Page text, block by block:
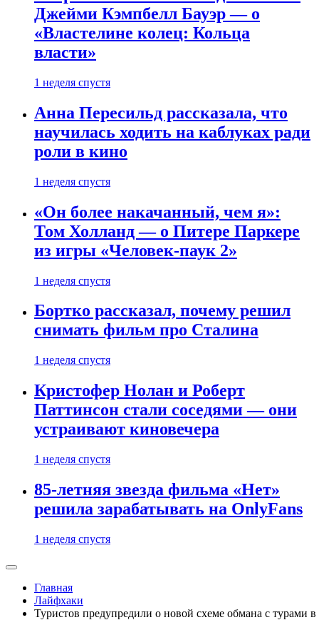
Джейми Кэмпбелл Бауэр — о
«Властелине колец: Кольца
власти»
1 неделя спустя
Анна Пересильд рассказала, что
научилась ходить на каблуках ради
роли в кино
1 неделя спустя
«Он более накачанный, чем я»:
Том Холланд — о Питере Паркере
из игры «Человек-паук 2»
1 неделя спустя
Бортко рассказал, почему решил
снимать фильм про Сталина
1 неделя спустя
Кристофер Нолан и Роберт
Паттинсон стали соседями — они
устраивают киновечера
1 неделя спустя
85-летняя звезда фильма «Нет»
решила зарабатывать на OnlyFans
1 неделя спустя
Главная
Лайфхаки
Туристов предупредили о новой схеме обмана с турами